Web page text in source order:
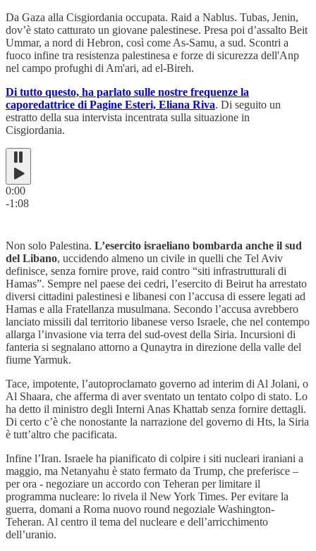
Da Gaza alla Cisgiordania occupata. Raid a Nablus. Tubas, Jenin,
dov’è stato catturato un giovane palestinese. Presa poi d’assalto Beit
Ummar, a nord di Hebron, così come As-Samu, a sud. Scontri a
fuoco infine tra resistenza palestinesa e forze di sicurezza dell'Anp
nel campo profughi di Am'ari, ad el-Bireh.
Di tutto questo, ha parlato sulle nostre frequenze la
caporedattrice di Pagine Esteri, Eliana Riva. Di seguito un
estratto della sua intervista incentrata sulla situazione in
Cisgiordania.
0:00
-1:08
Non solo Palestina. L’esercito israeliano bombarda anche il sud
del Libano, uccidendo almeno un civile in quelli che Tel Aviv
definisce, senza fornire prove, raid contro “siti infrastrutturali di
Hamas”. Sempre nel paese dei cedri, l’esercito di Beirut ha arrestato
diversi cittadini palestinesi e libanesi con l’accusa di essere legati ad
Hamas e alla Fratellanza musulmana. Secondo l’accusa avrebbero
lanciato missili dal territorio libanese verso Israele, che nel contempo
allarga l’invasione via terra del sud-ovest della Siria. Incursioni di
fanteria si segnalano attorno a Qunaytra in direzione della valle del
fiume Yarmuk.
Tace, impotente, l’autoproclamato governo ad interim di Al Jolani, o
Al Shaara, che afferma di aver sventato un tentato colpo di stato. Lo
ha detto il ministro degli Interni Anas Khattab senza fornire dettagli.
Di certo c’è che nonostante la narrazione del governo di Hts, la Siria
è tutt’altro che pacificata.
Infine l’Iran. Israele ha pianificato di colpire i siti nucleari iraniani a
maggio, ma Netanyahu è stato fermato da Trump, che preferisce –
per ora - negoziare un accordo con Teheran per limitare il
programma nucleare: lo rivela il New York Times. Per evitare la
guerra, domani a Roma nuovo round negoziale Washington-
Teheran. Al centro il tema del nucleare e dell’arricchimento
dell’uranio.